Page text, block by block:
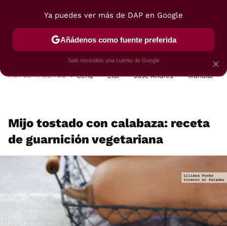
POSTRES VIAJES SELECCIÓN VEGUI
HOY SE HABLA DE Cena Lidl José Andrés Mundial
Mijo tostado con calabaza: receta
de guarnición vegetariana
×
Ya puedes ver más de DAP en Google
Añádenos como fuente preferida
Solo necesitas una cuenta de Google